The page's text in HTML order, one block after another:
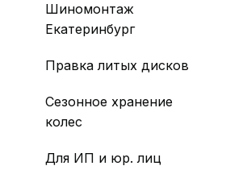
Шиномонтаж
Екатеринбург
Правка литых дисков
Сезонное хранение
колес
Для ИП и юр. лиц